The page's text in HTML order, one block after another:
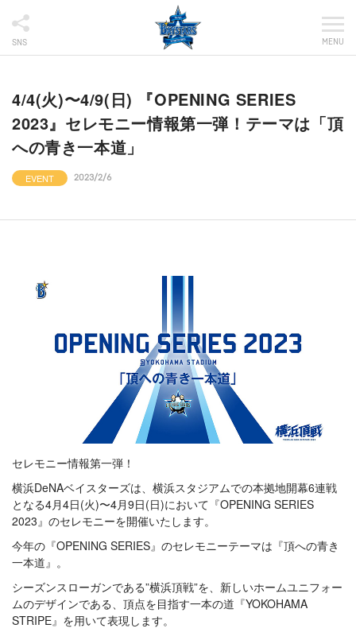
SNS MENU
4/4(火)〜4/9(日) 『OPENING SERIES
2023』セレモニー情報第一弾！テーマは「頂
への青き一本道」
EVENT 2023/2/6
セレモニー情報第一弾！
横浜DeNAベイスターズは、横浜スタジアムでの本拠地開幕6連戦
となる4月4日(火)〜4月9日(日)において『OPENING SERIES
2023』のセレモニーを開催いたします。
今年の『OPENING SERIES』のセレモニーテーマは『頂への青き
一本道』。
シーズンスローガンである”横浜頂戦”を、新しいホームユニフォー
ムのデザインである、頂点を目指す一本の道『YOKOHAMA
STRIPE』を用いて表現します。